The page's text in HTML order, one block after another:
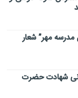
مهر” شعار
شهادت حضرت